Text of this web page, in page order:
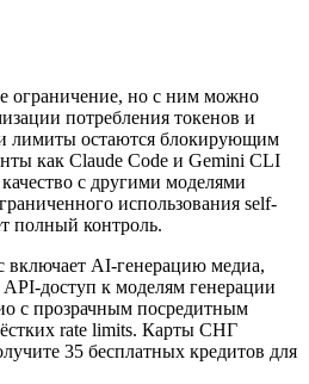
ограничение, но с ним можно
потребления токенов и
лимиты остаются блокирующим
как Claude Code и Gemini CLI
с другими моделями
использования self-
полный контроль.
включает AI-генерацию медиа,
API-доступ к моделям генерации
с прозрачным поcредитным
rate limits. Карты СНГ
35 бесплатных кредитов для